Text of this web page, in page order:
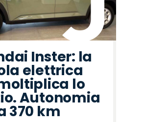
Inster: la
elettrica
lo
Autonomia
370 km